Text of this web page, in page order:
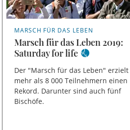
MARSCH FÜR DAS LEBEN
Marsch für das Leben 2019:
Saturday for life
Der "Marsch für das Leben"
mehr als 8 000 Teilnehmern einen
Rekord. Darunter sind auch fünf
Bischöfe.